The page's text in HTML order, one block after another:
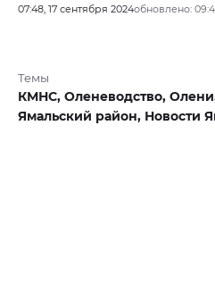
07:48, 17 сентября 2024обновлено:
Темы
КМНС, Оленеводство,
Ямальский район, Новости